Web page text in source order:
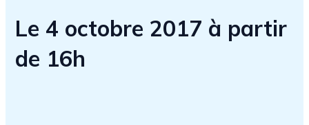
Le 4 octobre 2017 à partir
de 16h